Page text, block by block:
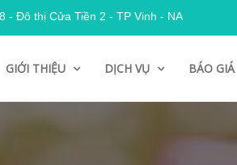
- Đô thị Cửa Tiền 2 - TP Vinh - NA
GIỚI THIỆU DỊCH VỤ BÁO GIÁ